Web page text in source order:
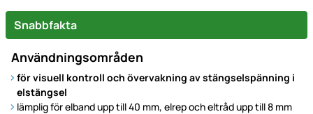
Snabbfakta
Användningsområden
för visuell kontroll och övervakning av stängselspänning i
elstängsel
lämplig för elband upp till 40 mm, elrep och eltråd upp till 8 mm